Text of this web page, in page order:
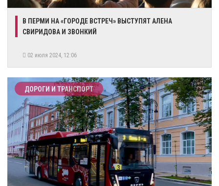
​В ПЕРМИ НА «ГОРОДЕ ВСТРЕЧ» ВЫСТУПЯТ АЛЕНА
СВИРИДОВА И ЗВОНКИЙ
02 июля 2024, 12:06
ДОРОГИ И ТРАНСПОРТ